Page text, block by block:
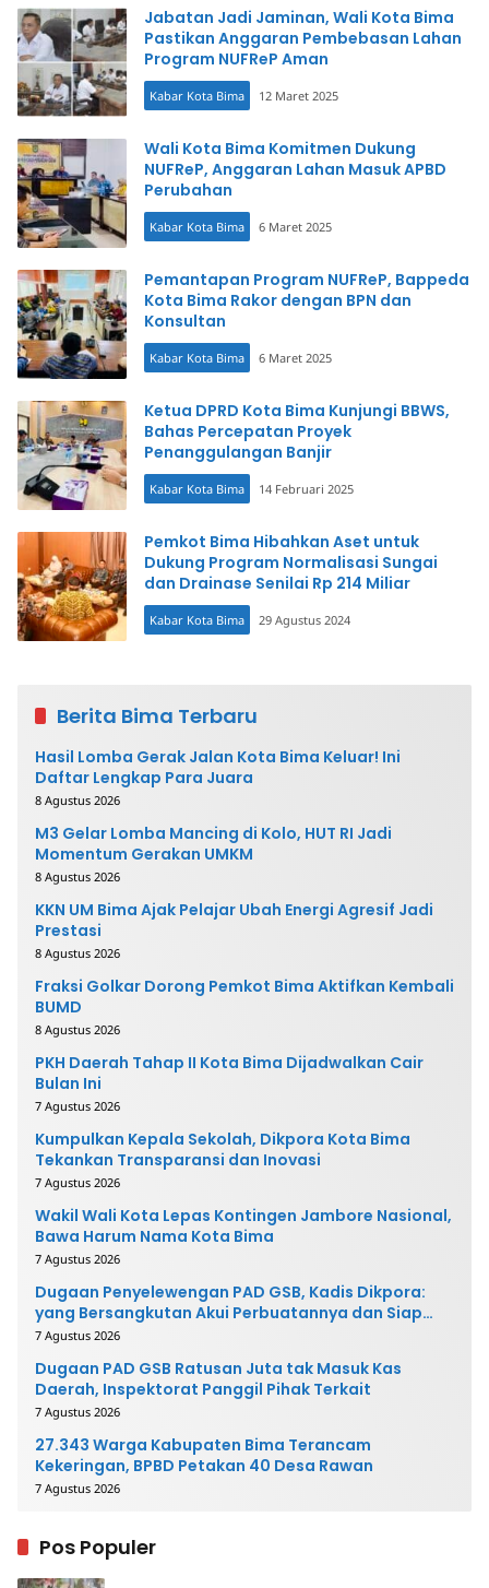
Jabatan Jadi Jaminan, Wali Kota Bima
Pastikan Anggaran Pembebasan Lahan
Program NUFReP Aman
Kabar Kota Bima 12 Maret 2025
Wali Kota Bima Komitmen Dukung
NUFReP, Anggaran Lahan Masuk APBD
Perubahan
Kabar Kota Bima 6 Maret 2025
Pemantapan Program NUFReP, Bappeda
Kota Bima Rakor dengan BPN dan
Konsultan
Kabar Kota Bima 6 Maret 2025
Ketua DPRD Kota Bima Kunjungi BBWS,
Bahas Percepatan Proyek
Penanggulangan Banjir
Kabar Kota Bima 14 Februari 2025
Pemkot Bima Hibahkan Aset untuk
Dukung Program Normalisasi Sungai
dan Drainase Senilai Rp 214 Miliar
Kabar Kota Bima 29 Agustus 2024
Berita Bima Terbaru
Hasil Lomba Gerak Jalan Kota Bima Keluar! Ini
Daftar Lengkap Para Juara
8 Agustus 2026
M3 Gelar Lomba Mancing di Kolo, HUT RI Jadi
Momentum Gerakan UMKM
8 Agustus 2026
KKN UM Bima Ajak Pelajar Ubah Energi Agresif Jadi
Prestasi
8 Agustus 2026
Fraksi Golkar Dorong Pemkot Bima Aktifkan Kembali
BUMD
8 Agustus 2026
PKH Daerah Tahap II Kota Bima Dijadwalkan Cair
Bulan Ini
7 Agustus 2026
Kumpulkan Kepala Sekolah, Dikpora Kota Bima
Tekankan Transparansi dan Inovasi
7 Agustus 2026
Wakil Wali Kota Lepas Kontingen Jambore Nasional,
Bawa Harum Nama Kota Bima
7 Agustus 2026
Dugaan Penyelewengan PAD GSB, Kadis Dikpora:
yang Bersangkutan Akui Perbuatannya dan Siap
Mengembalikan Uang
7 Agustus 2026
Dugaan PAD GSB Ratusan Juta tak Masuk Kas
Daerah, Inspektorat Panggil Pihak Terkait
7 Agustus 2026
27.343 Warga Kabupaten Bima Terancam
Kekeringan, BPBD Petakan 40 Desa Rawan
7 Agustus 2026
Pos Populer